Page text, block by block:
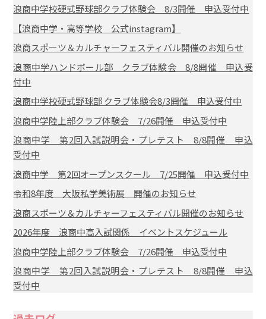
浪商中学校硬式野球部クラブ体験会 8/3開催 申込受付中
【浪商中学・高等学校 公式instagram】
浪商スポーツ＆カルチャーフェスティバル開催のお知らせ
浪商中学ハンドボール部 クラブ体験会 8/8開催 申込受
付中
浪商中学校硬式野球部 クラブ体験会8/3開催 申込受付中
浪商中学陸上部クラブ体験会 7/26開催 申込受付中
浪商中学 第2回入試説明会・プレテスト 8/8開催 申込
受付中
浪商中学 第2回オープンスクール 7/25開催 申込受付中
令和8年度 大阪私学美術展 開催のお知らせ
浪商スポーツ＆カルチャーフェスティバル開催のお知らせ
2026年度 浪商中高入試関係 イベントスケジュール
浪商中学陸上部クラブ体験会 7/26開催 申込受付中
浪商中学 第2回入試説明会・プレテスト 8/8開催 申込
受付中